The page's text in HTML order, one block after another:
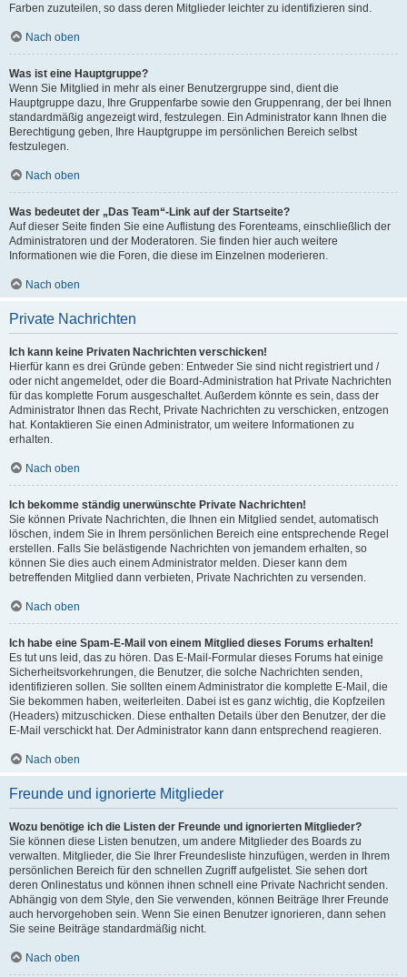
Farben zuzuteilen, so dass deren Mitglieder leichter zu identifizieren sind.
Nach oben
Was ist eine Hauptgruppe?
Wenn Sie Mitglied in mehr als einer Benutzergruppe sind, dient die
Hauptgruppe dazu, Ihre Gruppenfarbe sowie den Gruppenrang, der bei Ihnen
standardmäßig angezeigt wird, festzulegen. Ein Administrator kann Ihnen die
Berechtigung geben, Ihre Hauptgruppe im persönlichen Bereich selbst
festzulegen.
Nach oben
Was bedeutet der „Das Team“-Link auf der Startseite?
Auf dieser Seite finden Sie eine Auflistung des Forenteams, einschließlich der
Administratoren und der Moderatoren. Sie finden hier auch weitere
Informationen wie die Foren, die diese im Einzelnen moderieren.
Nach oben
Private Nachrichten
Ich kann keine Privaten Nachrichten verschicken!
Hierfür kann es drei Gründe geben: Entweder Sie sind nicht registriert und /
oder nicht angemeldet, oder die Board-Administration hat Private Nachrichten
für das komplette Forum ausgeschaltet. Außerdem könnte es sein, dass der
Administrator Ihnen das Recht, Private Nachrichten zu verschicken, entzogen
hat. Kontaktieren Sie einen Administrator, um weitere Informationen zu
erhalten.
Nach oben
Ich bekomme ständig unerwünschte Private Nachrichten!
Sie können Private Nachrichten, die Ihnen ein Mitglied sendet, automatisch
löschen, indem Sie in Ihrem persönlichen Bereich eine entsprechende Regel
erstellen. Falls Sie belästigende Nachrichten von jemandem erhalten, so
können Sie dies auch einem Administrator melden. Dieser kann dem
betreffenden Mitglied dann verbieten, Private Nachrichten zu versenden.
Nach oben
Ich habe eine Spam-E-Mail von einem Mitglied dieses Forums erhalten!
Es tut uns leid, das zu hören. Das E-Mail-Formular dieses Forums hat einige
Sicherheitsvorkehrungen, die Benutzer, die solche Nachrichten senden,
identifizieren sollen. Sie sollten einem Administrator die komplette E-Mail, die
Sie bekommen haben, weiterleiten. Dabei ist es ganz wichtig, die Kopfzeilen
(Headers) mitzuschicken. Diese enthalten Details über den Benutzer, der die
E-Mail verschickt hat. Der Administrator kann dann entsprechend reagieren.
Nach oben
Freunde und ignorierte Mitglieder
Wozu benötige ich die Listen der Freunde und ignorierten Mitglieder?
Sie können diese Listen benutzen, um andere Mitglieder des Boards zu
verwalten. Mitglieder, die Sie Ihrer Freundesliste hinzufügen, werden in Ihrem
persönlichen Bereich für den schnellen Zugriff aufgelistet. Sie sehen dort
deren Onlinestatus und können ihnen schnell eine Private Nachricht senden.
Abhängig von dem Style, den Sie verwenden, können Beiträge Ihrer Freunde
auch hervorgehoben sein. Wenn Sie einen Benutzer ignorieren, dann sehen
Sie seine Beiträge standardmäßig nicht.
Nach oben